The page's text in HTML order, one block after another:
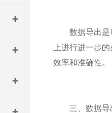
数据导出是噪
上进行进一步
效率和准确性。
三、数据导